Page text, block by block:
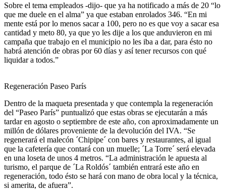
Sobre el tema empleados -dijo- que ya ha notificado a más de 20 “lo
que me duele en el alma” ya que estaban enrolados 346. “En mi
mente está por lo menos sacar a 100, pero no es que voy a sacar esa
cantidad y meto 80, ya que yo les dije a los que anduvieron en mi
campaña que trabajo en el municipio no les iba a dar, para ésto no
habrá atención de obras por 60 días y así tener recursos con qué
liquidar a todos.”
Regeneración Paseo París
Dentro de la maqueta presentada y que contempla la regeneración
del “Paseo París” puntualizó que estas obras se ejecutarán a más
tardar en agosto o septiembre de este año, con aproximadamente un
millón de dólares proveniente de la devolución del IVA. “Se
regenerará el malecón ´Chipipe´ con bares y restaurantes, al igual
que la cafetería que contará con un muelle; ´La Torre´ será elevada
en una loseta de unos 4 metros. “La administración le apuesta al
turismo, el parque de ´La Roldós´ también entrará este año en
regeneración, todo ésto se hará con mano de obra local y la técnica,
si amerita, de afuera”.